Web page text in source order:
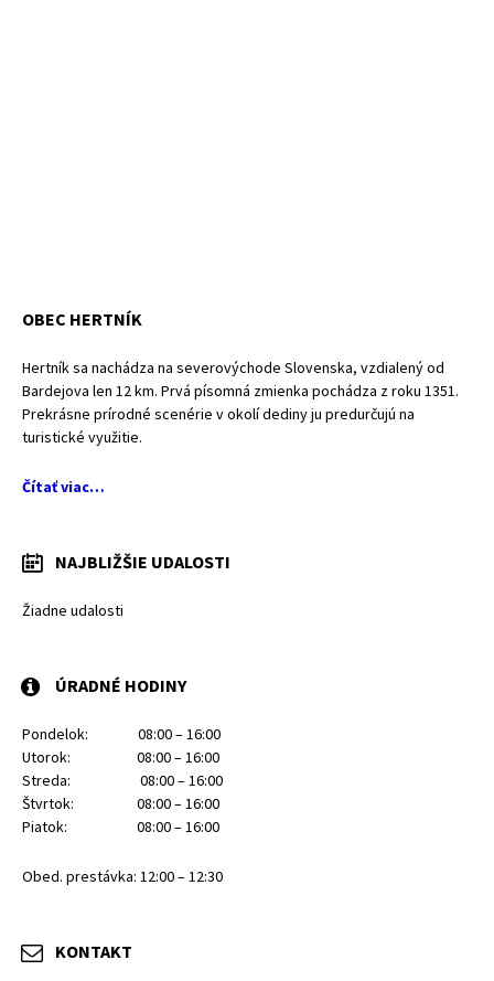
OBEC HERTNÍK
Hertník sa nachádza na severovýchode Slovenska, vzdialený od
Bardejova len 12 km. Prvá písomná zmienka pochádza z roku 1351.
Prekrásne prírodné scenérie v okolí dediny ju predurčujú na
turistické využitie.
Čítať viac…
NAJBLIŽŠIE UDALOSTI
Žiadne udalosti
ÚRADNÉ HODINY
Pondelok: 08:00 – 16:00
Utorok: 08:00 – 16:00
Streda: 08:00 – 16:00
Štvrtok: 08:00 – 16:00
Piatok: 08:00 – 16:00
Obed. prestávka: 12:00 – 12:30
KONTAKT